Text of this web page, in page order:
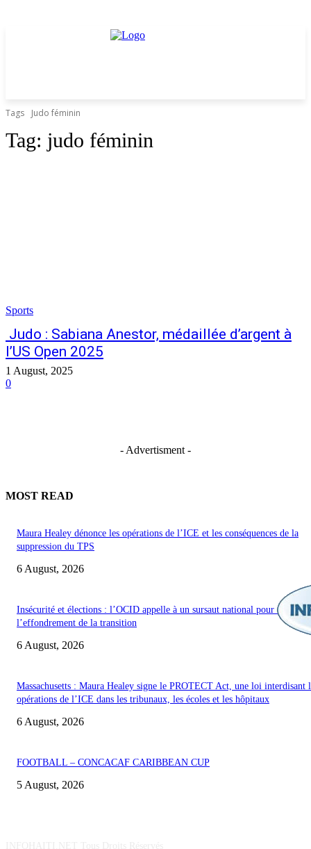
Tags Judo féminin
Tag: judo féminin
Sports
Judo : Sabiana Anestor, médaillée d’argent à
l’US Open 2025
1 August, 2025
0
- Advertisment -
MOST READ
Maura Healey dénonce les opérations de l’ICE et les conséquences de la
suppression du TPS
6 August, 2026
Insécurité et élections : l’OCID appelle à un sursaut national pour éviter
l’effondrement de la transition
6 August, 2026
Massachusetts : Maura Healey signe le PROTECT Act, une loi interdisant
opérations de l’ICE dans les tribunaux, les écoles et les hôpitaux
6 August, 2026
FOOTBALL – CONCACAF CARIBBEAN CUP
5 August, 2026